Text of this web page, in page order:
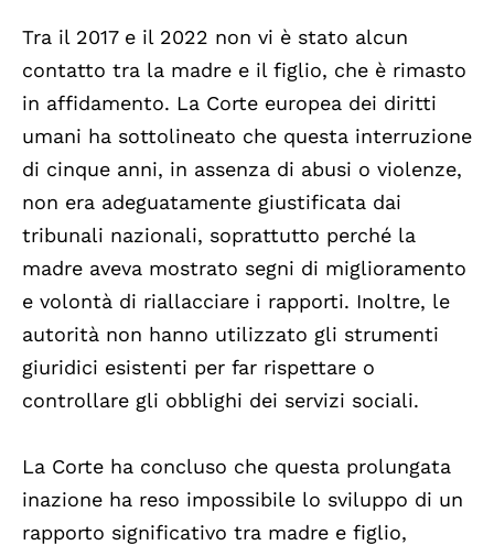
Tra il 2017 e il 2022 non vi è stato alcun
contatto tra la madre e il figlio, che è rimasto
in affidamento. La Corte europea dei diritti
umani ha sottolineato che questa interruzione
di cinque anni, in assenza di abusi o violenze,
non era adeguatamente giustificata dai
tribunali nazionali, soprattutto perché la
madre aveva mostrato segni di miglioramento
e volontà di riallacciare i rapporti. Inoltre, le
autorità non hanno utilizzato gli strumenti
giuridici esistenti per far rispettare o
controllare gli obblighi dei servizi sociali.
La Corte ha concluso che questa prolungata
inazione ha reso impossibile lo sviluppo di un
rapporto significativo tra madre e figlio,